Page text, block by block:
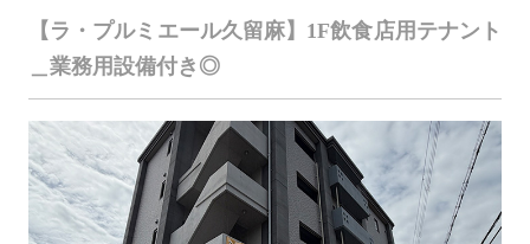
【ラ・プルミエール久留麻】1F飲食店用テナント
＿業務用設備付き◎